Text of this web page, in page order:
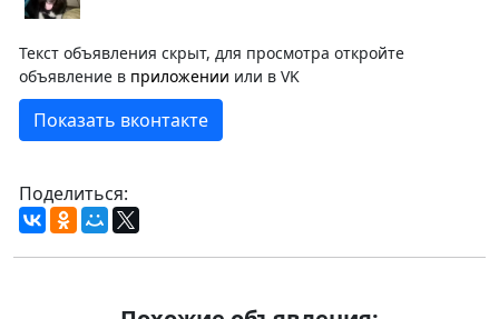
Текст объявления скрыт, для просмотра откройте
объявление в приложении или в VK
Показать вконтакте
Поделиться: